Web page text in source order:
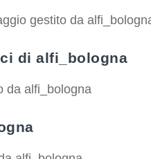
gestito da
di alfi_bologna
da alfi_bologna